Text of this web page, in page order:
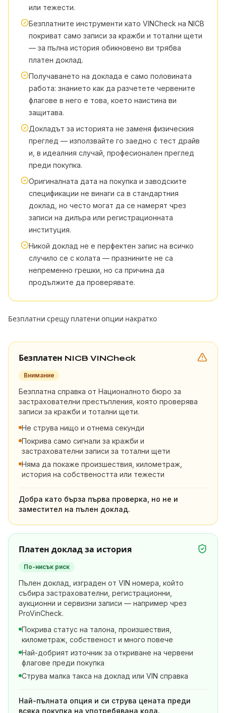
или тежести.
Безплатните инструменти като VINCheck на NICB
покриват само записи за кражби и тотални щети
— за пълна история обикновено ви трябва
платен доклад.
Получаването на доклада е само половината
работа: знанието как да разчетете червените
флагове в него е това, което наистина ви
защитава.
Докладът за историята не заменя физическия
преглед — използвайте го заедно с тест драйв
и, в идеалния случай, професионален преглед
преди покупка.
Оригиналната дата на покупка и заводските
спецификации не винаги са в стандартния
доклад, но често могат да се намерят чрез
записи на дилъра или регистрационната
институция.
Никой доклад не е перфектен запис на всичко
случило се с колата — празнините не са
непременно грешки, но са причина да
продължите да проверявате.
Безплатни срещу платени опции накратко
Безплатен NICB VINCheck
Внимание
Безплатна справка от Националното бюро за
застрахователни престъпления, която проверява
записи за кражби и тотални щети.
Не струва нищо и отнема секунди
Покрива само сигнали за кражби и
застрахователни записи за тотални щети
Няма да покаже произшествия, километраж,
история на собствеността или тежести
Добра като бърза първа проверка, но не и
заместител на пълен доклад.
Платен доклад за история
По-нисък риск
Пълен доклад, изграден от VIN номера, който
събира застрахователни, регистрационни,
аукционни и сервизни записи — например чрез
ProVinCheck.
Покрива статус на талона, произшествия,
километраж, собственост и много повече
Най-добрият източник за откриване на червени
флагове преди покупка
Струва малка такса на доклад или VIN справка
Най-пълната опция и си струва цената преди
всяка покупка на употребявана кола.